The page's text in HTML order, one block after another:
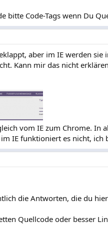
bitte Code-Tags wenn Du
aber im IE werden
Kann mir das nicht
vom IE zum Chrome. In
IE funktioniert es nicht, ich
die Antworten, die du
Quellcode oder besser